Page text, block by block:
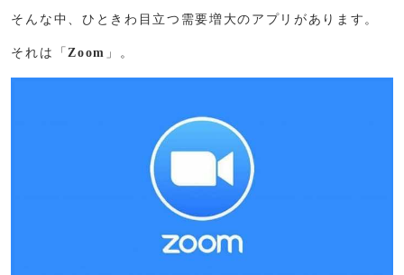
そんな中、ひときわ目立つ需要増大のアプリがあります。
それは「 Zoom 」。